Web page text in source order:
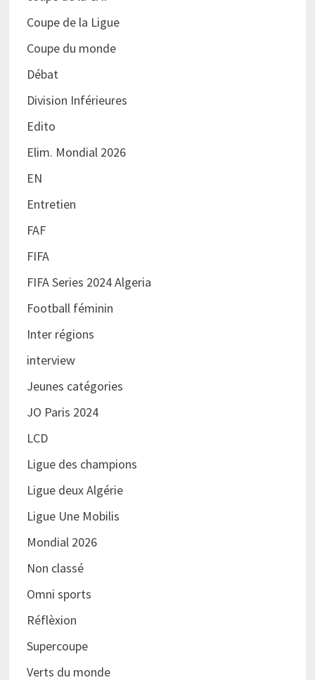
Coupe de la Ligue
Coupe du monde
Débat
Division Inférieures
Edito
Elim. Mondial 2026
EN
Entretien
FAF
FIFA
FIFA Series 2024 Algeria
Football féminin
Inter régions
interview
Jeunes catégories
JO Paris 2024
LCD
Ligue des champions
Ligue deux Algérie
Ligue Une Mobilis
Mondial 2026
Non classé
Omni sports
Réflèxion
Supercoupe
Verts du monde